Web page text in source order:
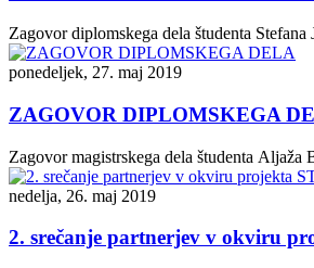
Zagovor diplomskega dela študenta
ponedeljek, 27. maj 2019
ZAGOVOR DIPLOMSKEGA
Zagovor magistrskega dela študenta
nedelja, 26. maj 2019
2. srečanje partnerjev v okviru